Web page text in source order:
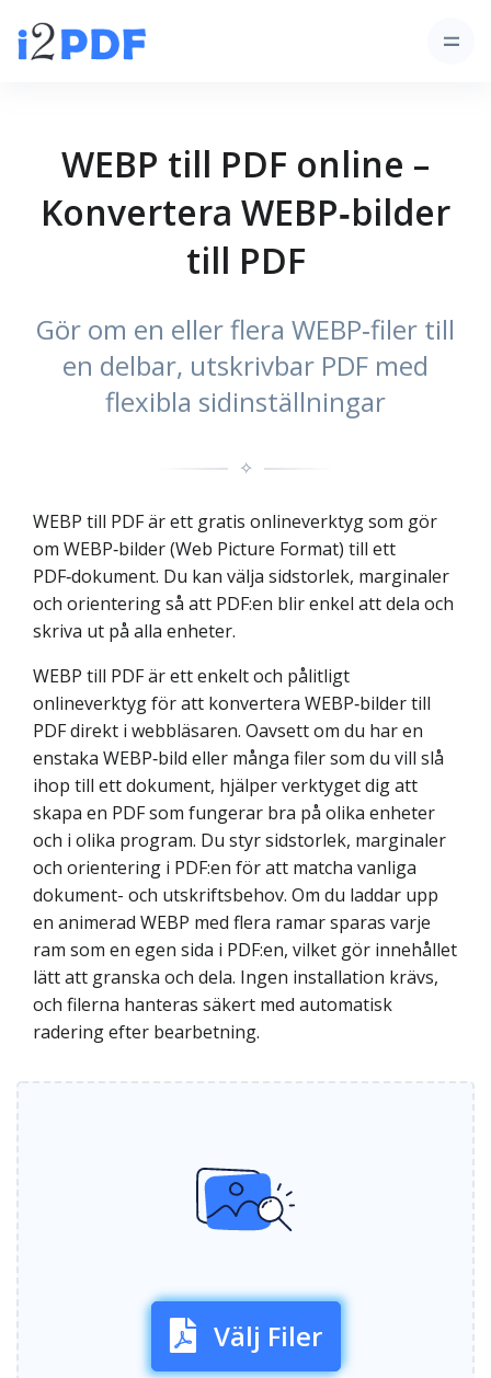
WEBP till PDF online –
Konvertera WEBP‑bilder
till PDF
Gör om en eller flera WEBP‑filer till
en delbar, utskrivbar PDF med
flexibla sidinställningar
✧
WEBP till PDF är ett gratis onlineverktyg som gör
om WEBP‑bilder (Web Picture Format) till ett
PDF‑dokument. Du kan välja sidstorlek, marginaler
och orientering så att PDF:en blir enkel att dela och
skriva ut på alla enheter.
WEBP till PDF är ett enkelt och pålitligt
onlineverktyg för att konvertera WEBP‑bilder till
PDF direkt i webbläsaren. Oavsett om du har en
enstaka WEBP‑bild eller många filer som du vill slå
ihop till ett dokument, hjälper verktyget dig att
skapa en PDF som fungerar bra på olika enheter
och i olika program. Du styr sidstorlek, marginaler
och orientering i PDF:en för att matcha vanliga
dokument- och utskriftsbehov. Om du laddar upp
en animerad WEBP med flera ramar sparas varje
ram som en egen sida i PDF:en, vilket gör innehållet
lätt att granska och dela. Ingen installation krävs,
och filerna hanteras säkert med automatisk
radering efter bearbetning.
Välj Filer